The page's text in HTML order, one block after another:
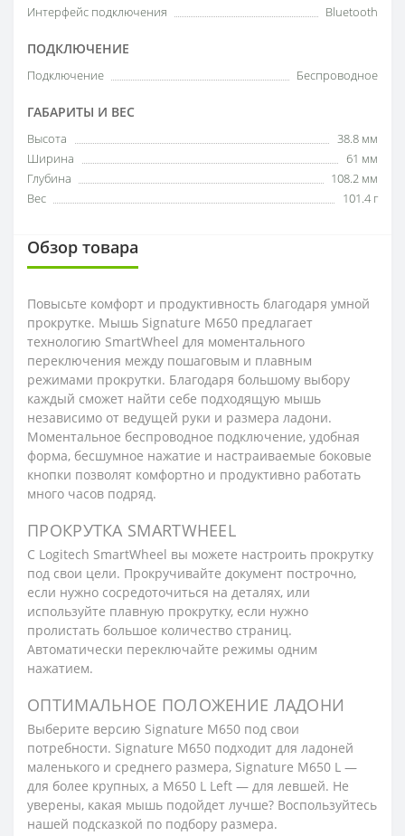
Интерфейс подключения Bluetooth
ПОДКЛЮЧЕНИЕ
Подключение Беспроводное
ГАБАРИТЫ И ВЕС
Высота
38.8 мм
Ширина
61 мм
Глубина
108.2 мм
Вес
101.4 г
Обзор товара
Повысьте комфорт и продуктивность благодаря умной
прокрутке. Мышь Signature M650 предлагает
технологию SmartWheel для моментального
переключения между пошаговым и плавным
режимами прокрутки. Благодаря большому выбору
каждый сможет найти себе подходящую мышь
независимо от ведущей руки и размера ладони.
Моментальное беспроводное подключение, удобная
форма, бесшумное нажатие и настраиваемые боковые
кнопки позволят комфортно и продуктивно работать
много часов подряд.
ПРОКРУТКА SMARTWHEEL
С Logitech SmartWheel вы можете настроить прокрутку
под свои цели. Прокручивайте документ построчно,
если нужно сосредоточиться на деталях, или
используйте плавную прокрутку, если нужно
пролистать большое количество страниц.
Автоматически переключайте режимы одним
нажатием.
ОПТИМАЛЬНОЕ ПОЛОЖЕНИЕ ЛАДОНИ
Выберите версию Signature M650 под свои
потребности. Signature M650 подходит для ладоней
маленького и среднего размера, Signature M650 L —
для более крупных, а M650 L Left — для левшей. Не
уверены, какая мышь подойдет лучше? Воспользуйтесь
нашей подсказкой по подбору размера.